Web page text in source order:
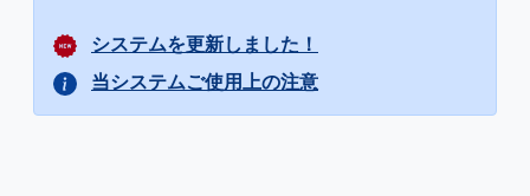
システムを更新しました！
当システムご使用上の注意